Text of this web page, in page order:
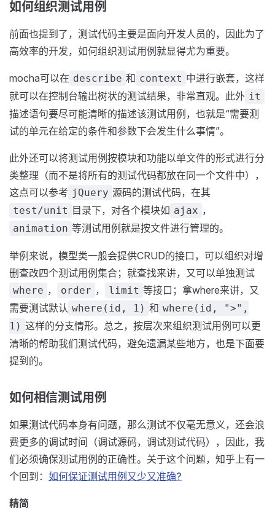
如何组织测试用例
前面也提到了，测试代码主要是面向开发人员的，因此为了
高效率的开发，如何组织测试用例就显得尤为重要。
mocha可以在 describe 和 context 中进行嵌套，这样
就可以在控制台输出树状的测试结果，非常直观。此外 it
描述语句要尽可能清晰的描述该测试用例，也就是“需要测
试的单元在给定的条件和参数下会发生什么事情”。
此外还可以将测试用例按模块和功能以单文件的形式进行分
类整理（而不是将所有的测试代码都放在同一个文件中），
这点可以参考 jQuery 源码的测试代码，在其
test/unit 目录下，对各个模块如 ajax ，
animation 等测试用例就是按文件进行管理的。
举例来说，模型类一般会提供CRUD的接口，可以组织对增
删查改四个测试用例集合；就查找来讲，又可以单独测试
where ， order ， limit 等接口；拿where来讲，又
需要测试默认 where(id, 1) 和 where(id, ">",
1) 这样的分支情形。总之，按层次来组织测试用例可以更
清晰的帮助我们测试代码，避免遗漏某些地方，也是下面要
提到的。
如何相信测试用例
如果测试代码本身有问题，那么测试不仅毫无意义，还会浪
费更多的调试时间（调试源码，调试测试代码），因此，我
们必须确保测试用例的正确性。关于这个问题，知乎上有一
个回到： 如何保证测试用例又少又准确?
精简